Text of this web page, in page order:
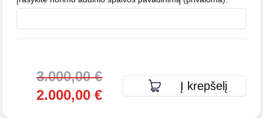
3.000,00€
2.000,00 €
Į krepšelį